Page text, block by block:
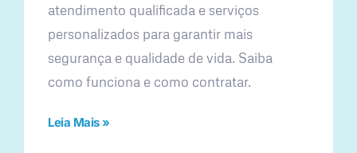
atendimento qualificada e serviços
personalizados para garantir mais
segurança e qualidade de vida. Saiba
como funciona e como contratar.
Leia Mais »